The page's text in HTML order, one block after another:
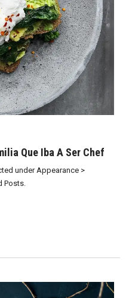
Que Iba A Ser Chef
under Appearance >
Posts.